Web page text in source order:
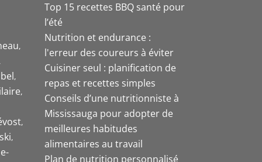
Top 15 recettes BBQ santé pour
l’été
Nutrition et endurance :
l'erreur des coureurs à éviter
Cuisiner seul : planification de
repas et recettes simples
Conseils d’une nutritionniste à
Mississauga pour adopter de
meilleures habitudes
alimentaires au travail
Plan de nutrition personnalisé